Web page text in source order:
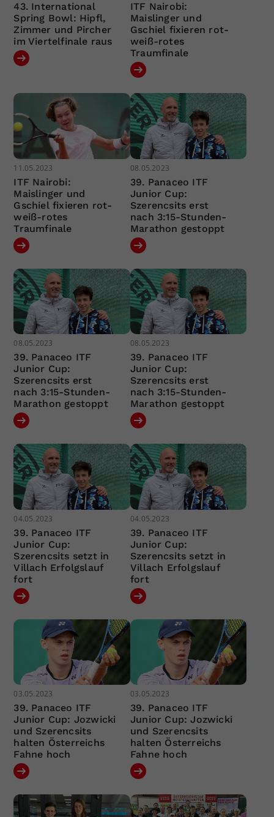
43. International
Spring Bowl: Hipfl,
Zimmer und Pircher
im Viertelfinale raus
ITF Nairobi:
Maislinger und
Gschiel fixieren rot-
weiß-rotes
Traumfinale
11.05.2023
ITF Nairobi:
Maislinger und
Gschiel fixieren rot-
weiß-rotes
Traumfinale
08.05.2023
39. Panaceo ITF
Junior Cup:
Szerencsits erst
nach 3:15-Stunden-
Marathon gestoppt
08.05.2023
39. Panaceo ITF
Junior Cup:
Szerencsits erst
nach 3:15-Stunden-
Marathon gestoppt
08.05.2023
39. Panaceo ITF
Junior Cup:
Szerencsits erst
nach 3:15-Stunden-
Marathon gestoppt
04.05.2023
39. Panaceo ITF
Junior Cup:
Szerencsits setzt in
Villach Erfolgslauf
fort
04.05.2023
39. Panaceo ITF
Junior Cup:
Szerencsits setzt in
Villach Erfolgslauf
fort
03.05.2023
39. Panaceo ITF
Junior Cup: Jozwicki
und Szerencsits
halten Österreichs
Fahne hoch
03.05.2023
39. Panaceo ITF
Junior Cup: Jozwicki
und Szerencsits
halten Österreichs
Fahne hoch